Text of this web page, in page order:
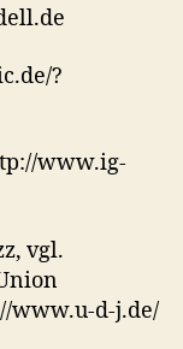
?
www.ig-
vgl.
www.u-d-j.de/